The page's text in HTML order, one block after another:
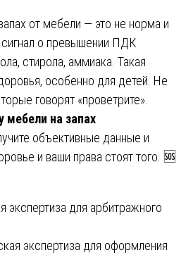
от мебели — это не норма и
сигнал о превышении ПДК
стирола, аммиака. Такая
особенно для детей. Не
говорят «проветрите».
мебели на запах
объективные данные и
и ваши права стоят того. 🆘
экспертиза для арбитражного
экспертиза для оформления